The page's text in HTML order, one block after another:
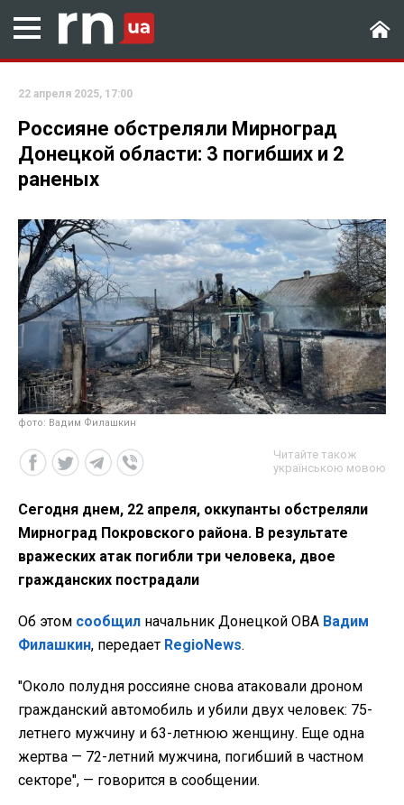
22 апреля 2025, 17:00
Россияне обстреляли Мирноград
Донецкой области: 3 погибших и 2
раненых
фото: Вадим Филашкин
Читайте також
українською мовою
Сегодня днем, 22 апреля, оккупанты обстреляли
Мирноград Покровского района. В результате
вражеских атак погибли три человека, двое
гражданских пострадали
Об этом сообщил начальник Донецкой ОВА Вадим
Филашкин, передает RegioNews.
"Около полудня россияне снова атаковали дроном
гражданский автомобиль и убили двух человек: 75-
летнего мужчину и 63-летнюю женщину. Еще одна
жертва — 72-летний мужчина, погибший в частном
секторе", — говорится в сообщении.